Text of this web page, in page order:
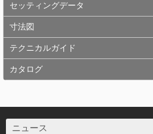
セッティングデータ
寸法図
テクニカルガイド
カタログ
ニュース